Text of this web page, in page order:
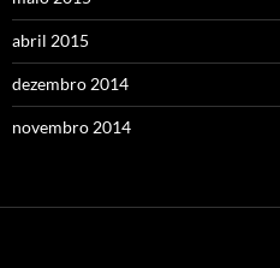
abril 2015
dezembro 2014
novembro 2014